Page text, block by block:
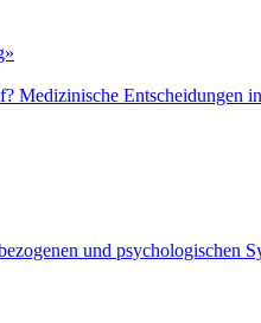
Medizinische Entscheidungen
und psychologischen